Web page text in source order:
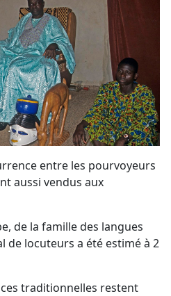
entre les pourvoyeurs
aussi vendus aux
de la famille des langues
de locuteurs a été estimé à 2
traditionnelles restent